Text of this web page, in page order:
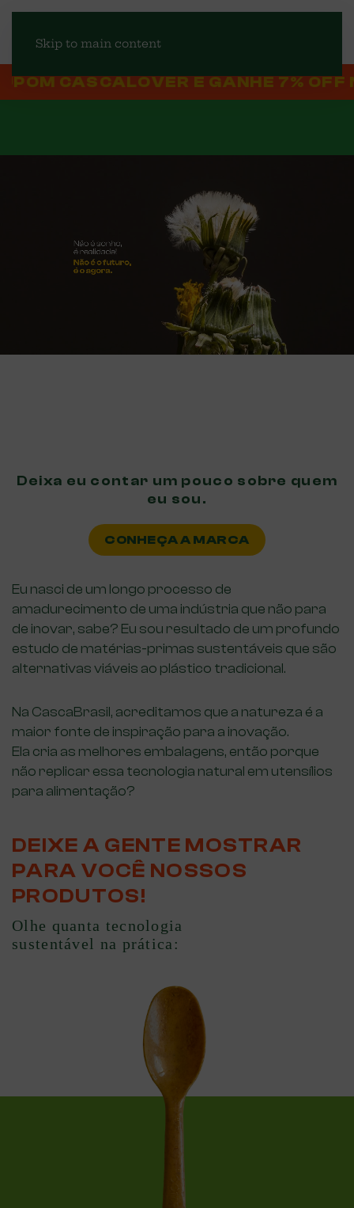
Skip to main content
E GANHE 7% OFF NA PRIMEIRA
Deixa eu contar um pouco sobre quem
eu sou.
CONHEÇA A MARCA
Eu nasci de um longo processo de
amadurecimento de uma indústria que não para
de inovar, sabe? Eu sou resultado de um profundo
estudo de matérias-primas sustentáveis que são
alternativas viáveis ao plástico tradicional.
Na CascaBrasil, acreditamos que a natureza é a
maior fonte de inspiração para a inovação.
Ela cria as melhores embalagens, então porque
não replicar essa tecnologia natural em utensílios
para alimentação?
DEIXE A GENTE MOSTRAR
PARA VOCÊ NOSSOS
PRODUTOS!
Olhe quanta tecnologia
sustentável na prática: